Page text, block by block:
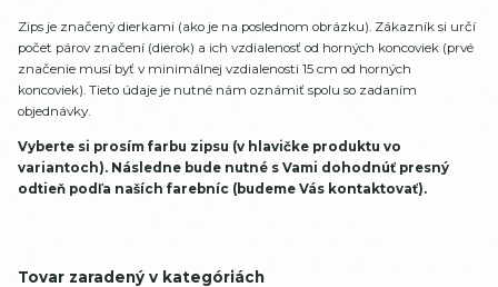
Zips je značený dierkami (ako je na poslednom obrázku). Zákazník si určí
počet párov značení (dierok) a ich vzdialenosť od horných koncoviek (prvé
značenie musí byť v minimálnej vzdialenosti 15 cm od horných
koncoviek). Tieto údaje je nutné nám oznámiť spolu so zadaním
objednávky.
Vyberte si prosím farbu zipsu (v hlavičke produktu vo
variantoch). Následne bude nutné s Vami dohodnúť presný
odtieň podľa naších farebníc (budeme Vás kontaktovať).
Tovar zaradený v kategóriách